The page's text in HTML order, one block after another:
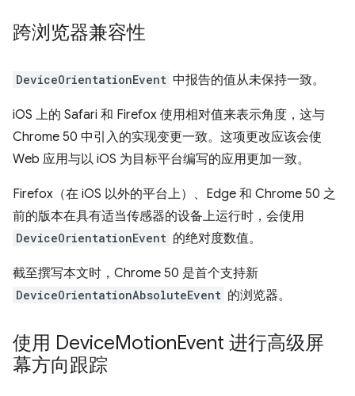
跨浏览器兼容性
DeviceOrientationEvent 中报告的值从未保持一致。
iOS 上的 Safari 和 Firefox 使用相对值来表示角度，这与
Chrome 50 中引入的实现变更一致。这项更改应该会使
Web 应用与以 iOS 为目标平台编写的应用更加一致。
Firefox（在 iOS 以外的平台上）、Edge 和 Chrome 50 之
前的版本在具有适当传感器的设备上运行时，会使用
DeviceOrientationEvent 的绝对度数值。
截至撰写本文时，Chrome 50 是首个支持新
DeviceOrientationAbsoluteEvent 的浏览器。
使用 DeviceMotionEvent 进行高级屏
幕方向跟踪